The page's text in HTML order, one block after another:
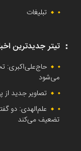
تبلیغات
تیتر جدیدترین
حاج‌علی‌اکبری:
می‌شود
تصاویر جدید از
علم‌الهدی: دو
تضعیف می‌کند